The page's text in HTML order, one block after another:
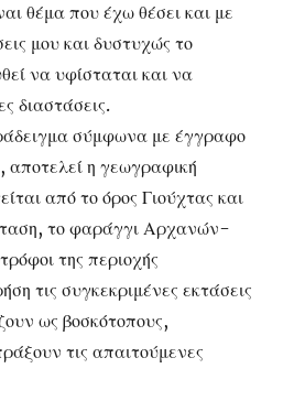
θέμα που έχω θέσει και με
μου και δυστυχώς το
να υφίσταται και να
διαστάσεις.
σύμφωνα με έγγραφο
η γεωγραφική
από το όρος Γιούχτας και
το φαράγγι Αρχανών-
της περιοχής
τις συγκεκριμένες εκτάσεις
ως βοσκότοπους,
τις απαιτούμενες